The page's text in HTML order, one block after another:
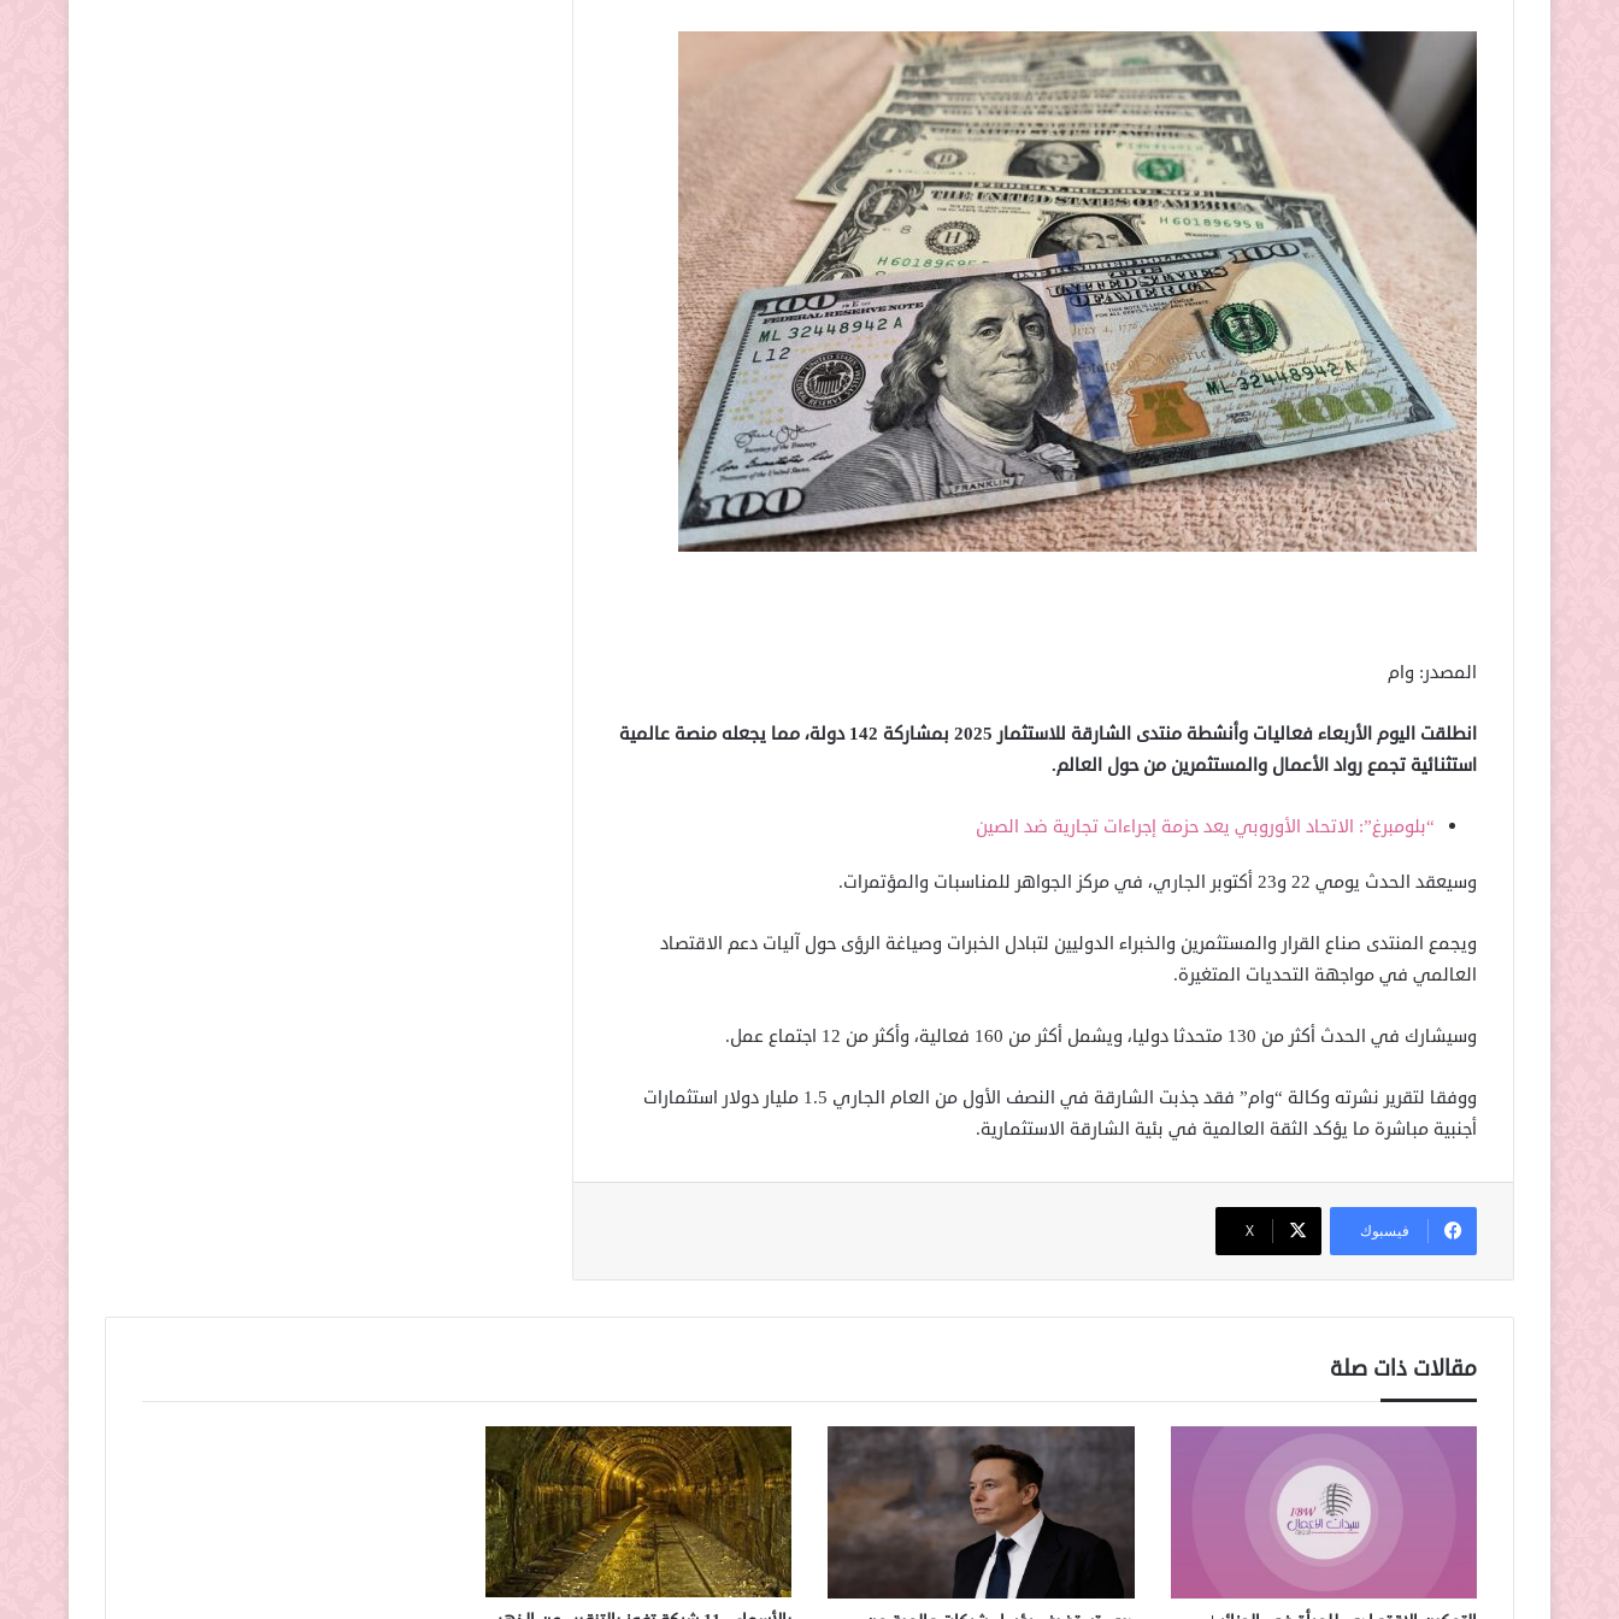
المصدر: وام
انطلقت اليوم الأربعاء فعاليات وأنشطة منتدى الشارقة للاستثمار 2025 بمشاركة 142 دولة، مما يجعله منصة عالمية
استثنائية تجمع رواد الأعمال والمستثمرين من حول العالم.
“بلومبرغ”: الاتحاد الأوروبي يعد حزمة إجراءات تجارية ضد الصين
وسيعقد الحدث يومي 22 و23 أكتوبر الجاري، في مركز الجواهر للمناسبات والمؤتمرات.
ويجمع المنتدى صناع القرار والمستثمرين والخبراء الدوليين لتبادل الخبرات وصياغة الرؤى حول آليات دعم الاقتصاد
العالمي في مواجهة التحديات المتغيرة.
وسيشارك في الحدث أكثر من 130 متحدثا دوليا، ويشمل أكثر من 160 فعالية، وأكثر من 12 اجتماع عمل.
ووفقا لتقرير نشرته وكالة “وام” فقد جذبت الشارقة في النصف الأول من العام الجاري 1.5 مليار دولار استثمارات
أجنبية مباشرة ما يؤكد الثقة العالمية في بئية الشارقة الاستثمارية.
فيسبوك ‫X
مقالات ذات صلة